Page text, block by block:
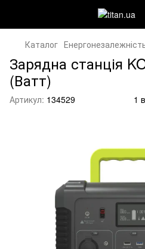
Каталог
Зарядна станція
(Ватт)
Артикул: 134529 1